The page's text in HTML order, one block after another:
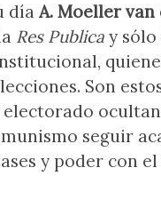
día A. Moeller van
Res Publica y
Son
seguir
y poder con